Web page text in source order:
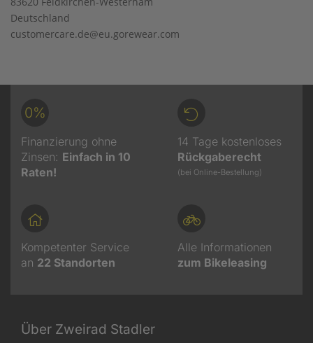
Deutschland
customercare.de@eu.gorewear.com
0%
Finanzierung ohne
Zinsen: Einfach in 10
Raten!
14 Tage kostenloses
Rückgaberecht
(bei Online-Bestellung)
Kompetenter Service
an 22 Standorten
Alle Informationen
zum Bikeleasing
Über Zweirad Stadler